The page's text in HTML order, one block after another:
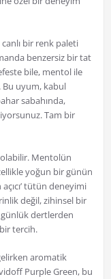
canlı bir renk paleti
benzersiz bir tat
bile, mentol ile
Bu uyum, kabul
sabahında,
Tam bir
olabilir. Mentolün
yoğun bir günün
tütün deneyimi
değil, zihinsel bir
günlük dertlerden
tercih.
aromatik
Purple Green, bu